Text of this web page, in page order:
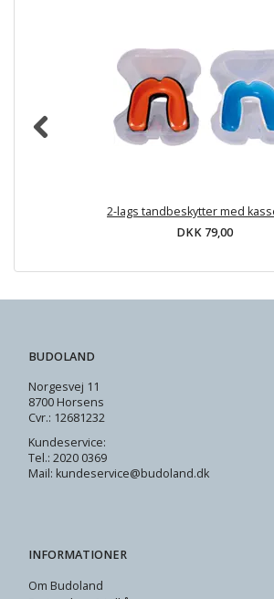
2-lags tandbeskytter med
DKK 79,00
BUDOLAND
Norgesvej 11
8700 Horsens
Cvr.: 12681232
Kundeservice:
Tel.: 2020 0369
Mail: kundeservice@budoland.dk
INFORMATIONER
Om Budoland